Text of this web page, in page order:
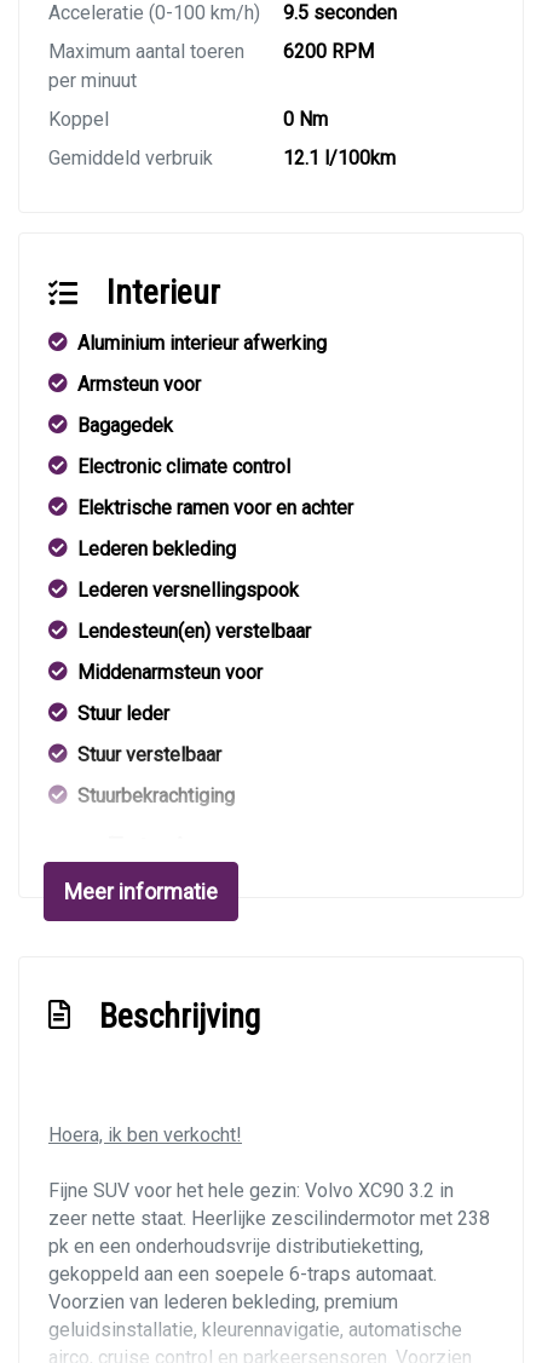
Acceleratie (0-100 km/h)
9.5 seconden
Maximum aantal toeren
per minuut
6200 RPM
Koppel
0 Nm
Gemiddeld verbruik
12.1 l/100km
Interieur
Aluminium interieur afwerking
Armsteun voor
Bagagedek
Electronic climate control
Elektrische ramen voor en achter
Lederen bekleding
Lederen versnellingspook
Lendesteun(en) verstelbaar
Middenarmsteun voor
Stuur leder
Stuur verstelbaar
Stuurbekrachtiging
Achterspoiler
Centrale vergrendeling met afstandsbediening
Getint glas
Lichtmetalen velgen 17"
Metaalkleur
Mistlampen voor
Niveauregeling automatisch
Parkeersensor achter
Meer informatie
Beschrijving
Hoera, ik ben verkocht!
Fijne SUV voor het hele gezin: Volvo XC90 3.2 in
zeer nette staat. Heerlijke zescilindermotor met 238
pk en een onderhoudsvrije distributieketting,
gekoppeld aan een soepele 6-traps automaat.
Voorzien van lederen bekleding, premium
geluidsinstallatie, kleurennavigatie, automatische
airco, cruise control en parkeersensoren. Voorzien